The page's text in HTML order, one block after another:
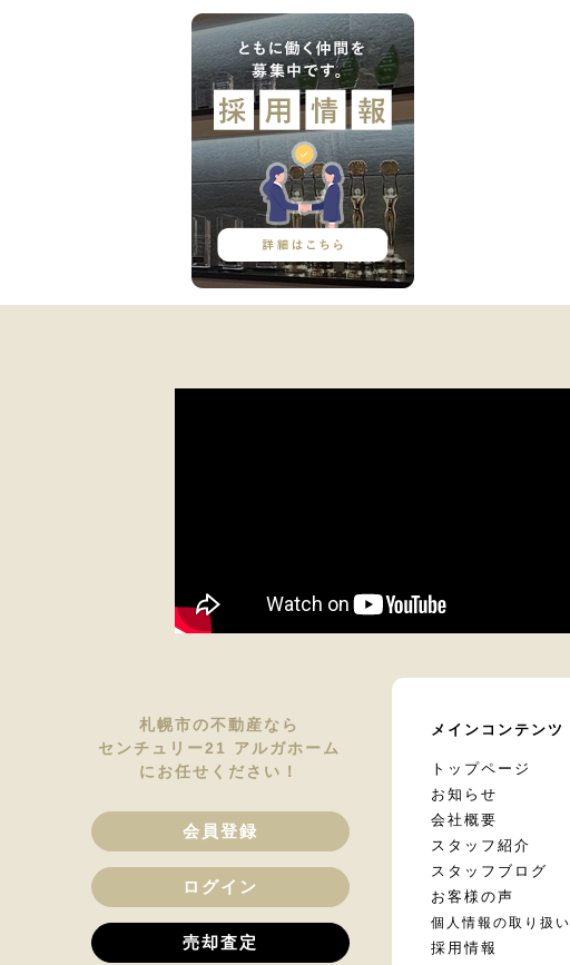
札幌市の不動産なら
センチュリー21 アルガホーム
にお任せください！
会員登録
ログイン
売却査定
メインコンテンツ
トップページ
お知らせ
会社概要
スタッフ紹介
スタッフブログ
お客様の声
個人情報の取り扱い
採用情報